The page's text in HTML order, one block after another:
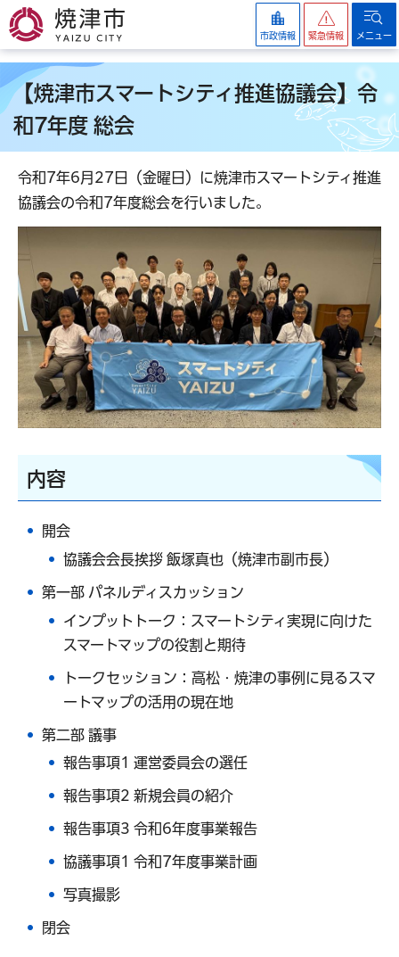
焼津市
市政情報 緊急情報 メニュー
【焼津市スマートシティ推進協議会】令
和7年度 総会
令和7年6月27日（金曜日）に焼津市スマートシティ推進
協議会の令和7年度総会を行いました。
内容
開会
協議会会長挨拶 飯塚真也（焼津市副市長）
第一部 パネルディスカッション
インプットトーク：スマートシティ実現に向けた
スマートマップの役割と期待
トークセッション：高松・焼津の事例に見るスマ
ートマップの活用の現在地
第二部 議事
報告事項1 運営委員会の選任
報告事項2 新規会員の紹介
報告事項3 令和6年度事業報告
協議事項1 令和7年度事業計画
写真撮影
閉会